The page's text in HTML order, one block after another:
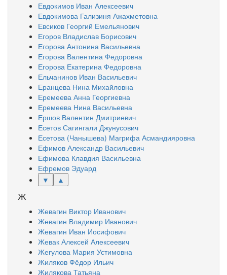
Евдокимов Иван Алексеевич
Евдокимова Гализиня Ажахметовна
Евсиков Георгий Емельянович
Егоров Владислав Борисович
Егорова Антонина Васильевна
Егорова Валентина Федоровна
Егорова Екатерина Федоровна
Ельчанинов Иван Васильевич
Еранцева Нина Михайловна
Еремеева Анна Георгиевна
Еремеева Нина Васильевна
Ершов Валентин Дмитриевич
Есетов Сагингали Джунусович
Есетова (Чанышева) Магрифа Асмандияровна
Ефимов Александр Васильевич
Ефимова Клавдия Васильевна
Ефремов Эдуард
▼
▲
Ж
Жевагин Виктор Иванович
Жевагин Владимир Иванович
Жевагин Иван Иосифович
Жевак Алексей Алексеевич
Жегулова Мария Устимовна
Жиляков Фёдор Ильич
Жилякова Татьяна